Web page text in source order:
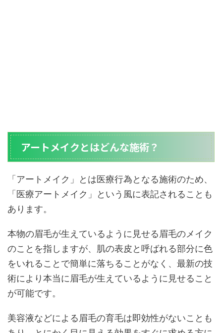
アートメイクとはどんな施術？
「アートメイク」とは医療行為となる施術のため、
「医療アートメイク」という風に表記されることも
あります。
本物の眉毛が生えているように見せる眉毛のメイク
のことを指しますが、肌の表皮と呼ばれる部分に色
をいれることで簡単に落ちることがなく、最新の技
術により本当に眉毛が生えているように見せること
が可能です。
美容液などによる眉毛の育毛は即効性がないことも